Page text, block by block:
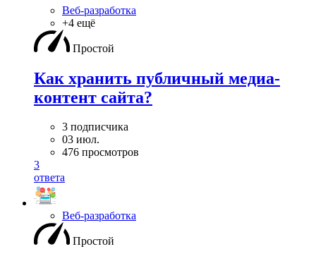
Веб-разработка
+4 ещё
Простой
Как хранить публичный медиа-
контент сайта?
3 подписчика
03 июл.
476 просмотров
3
ответа
Веб-разработка
Простой